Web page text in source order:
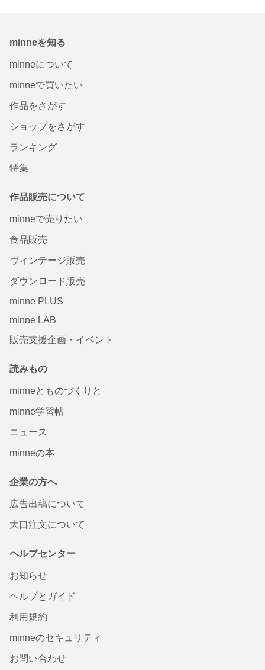
minneを知る
minneについて
minneで買いたい
作品をさがす
ショップをさがす
ランキング
特集
作品販売について
minneで売りたい
食品販売
ヴィンテージ販売
ダウンロード販売
minne PLUS
minne LAB
販売支援企画・イベント
読みもの
minneとものづくりと
minne学習帖
ニュース
minneの本
企業の方へ
広告出稿について
大口注文について
ヘルプセンター
お知らせ
ヘルプとガイド
利用規約
minneのセキュリティ
お問い合わせ